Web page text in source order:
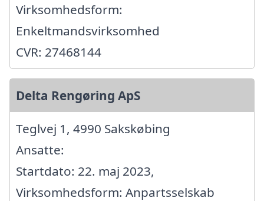
Virksomhedsform:
Enkeltmandsvirksomhed
CVR: 27468144
Delta Rengøring ApS
Teglvej 1, 4990 Sakskøbing
Ansatte:
Startdato: 22. maj 2023,
Virksomhedsform: Anpartsselskab